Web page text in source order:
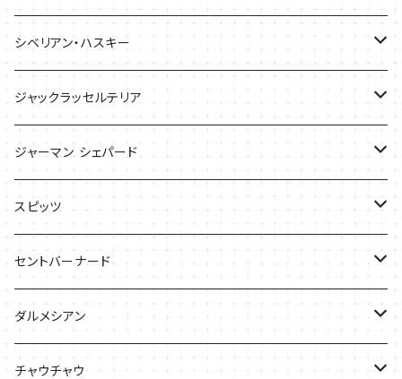
バッグ
ケース
バッグ
ケース
Tシャツ
シベリアン・ハスキー
Tシャツ
バッグ
ジャックラッセルテリア
バッグ
ケース
Tシャツ
ジャーマン シェパード
Ｔシャツ
バッグ
スピッツ
ケース
セントバーナード
Tシャツ
バッグ
ダルメシアン
Tシャツ
チャウチャウ